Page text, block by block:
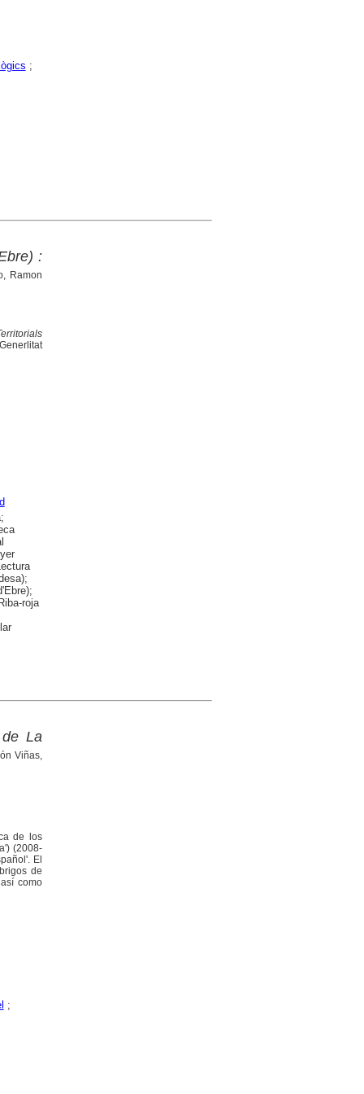
;
:
Ramon
roja
La
Viñas,
de los
(2008-
El
de
como
;